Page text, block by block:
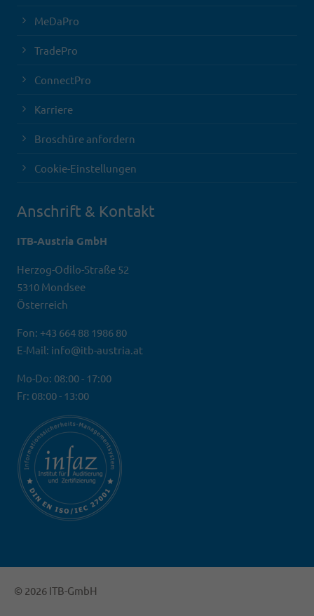
MeDaPro
TradePro
ConnectPro
Karriere
Broschüre anfordern
Cookie-Einstellungen
Anschrift & Kontakt
ITB-Austria GmbH
Herzog-Odilo-Straße 52
5310 Mondsee
Österreich
Fon: +43 664 88 1986 80
E-Mail: info@itb-austria.at
Mo-Do: 08:00 - 17:00
Fr: 08:00 - 13:00
© 2026 ITB-GmbH